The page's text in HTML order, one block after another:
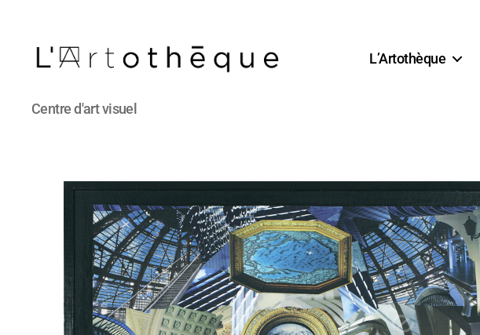
L'Artothèque
Centre d'art visuel
L’Artothèque